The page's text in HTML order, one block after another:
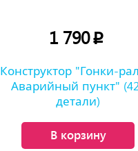
1 790p
Конструктор "Гонки-
Аварийный пункт"
детали)
В корзину